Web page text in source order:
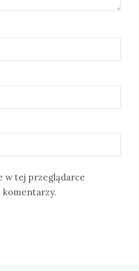
w tej przeglądarce
komentarzy.